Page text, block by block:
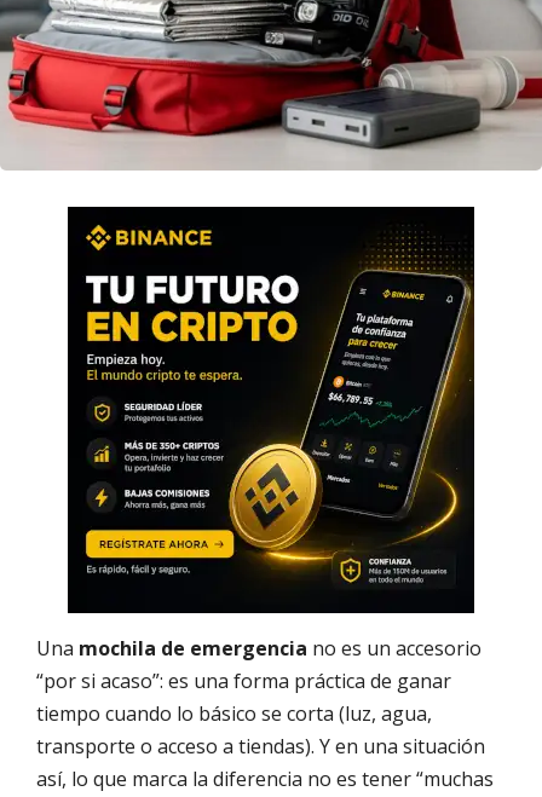
Una mochila de emergencia no es un accesorio
“por si acaso”: es una forma práctica de ganar
tiempo cuando lo básico se corta (luz, agua,
transporte o acceso a tiendas). Y en una situación
así, lo que marca la diferencia no es tener “muchas